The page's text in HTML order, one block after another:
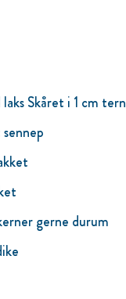
Skåret i 1 cm tern
gerne durum